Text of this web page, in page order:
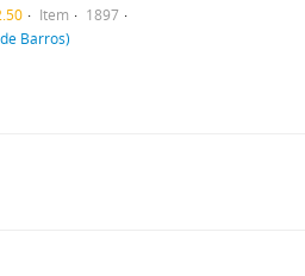
Item
1897
Barros)